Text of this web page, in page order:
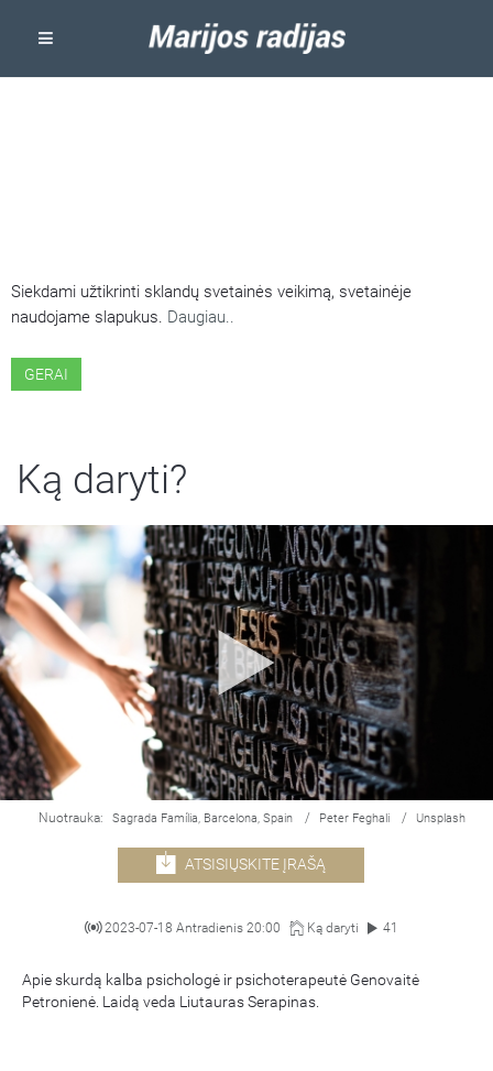
Siekdami užtikrinti sklandų svetainės veikimą, svetainėje
naudojame slapukus. Daugiau..
GERAI
Ką daryti?
Nuotrauka: Sagrada Família, Barcelona, Spain / Peter Feghali / Unsplash
ATSISIŲSKITE ĮRAŠĄ
2023-07-18 Antradienis 20:00 Ką daryti 41
Apie skurdą kalba psichologė ir psichoterapeutė Genovaitė
Petronienė. Laidą veda Liutauras Serapinas.